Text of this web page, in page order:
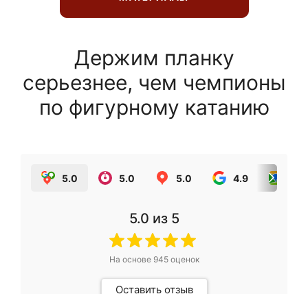
Держим планку
серьезнее, чем чемпионы
по фигурному катанию
5.0 5.0 5.0 4.9
5.0 из 5
На основе 945оценок
Оставить отзыв